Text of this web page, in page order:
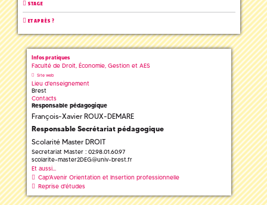
STAGE
ET APRÈS ?
Infos pratiques
Faculté de Droit, Économie, Gestion et AES
Site web
Lieu d'enseignement
Brest
Contacts
Responsable pédagogique
François-Xavier ROUX-DEMARE
Responsable Secrétariat pédagogique
Scolarité Master DROIT
Secretariat Master : 02.98.01.60.97
scolarite-master2DEG@univ-brest.fr
Et aussi...
Cap'Avenir Orientation et Insertion professionnelle
Reprise d'études